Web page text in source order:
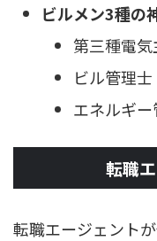
ビルメン3種の
第三種電気
ビル管理士
エネルギー
転職
転職エージェント